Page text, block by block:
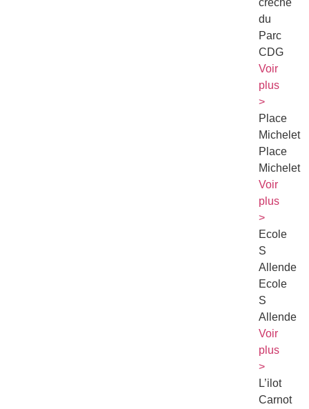
du
Parc
CDG
Voir
plus
>
Place
Michelet
Place
Michelet
Voir
plus
>
Ecole
S
Allende
Ecole
S
Allende
Voir
plus
>
L’ilot
Carnot